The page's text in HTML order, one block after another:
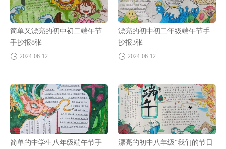
简单又漂亮的初中初二端午节
手抄报8张
2024-06-12
漂亮的初中初二年级端午节手
抄报3张
2024-06-12
简单的中学生八年级端午节手
漂亮的初中八年级“我们的节日